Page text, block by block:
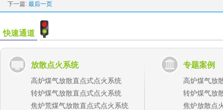
下一篇: 最后一页
快速通道
放散点火系统
高炉煤气放散直点式点火系统
转炉煤气放散直点式点火系统
焦炉荒煤气放散直点式点火系统
专题案例
高炉煤气放
转炉煤气放
焦炉放散点